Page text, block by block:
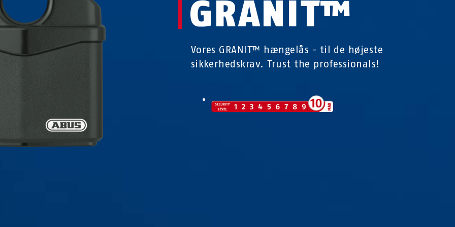
GRANIT™
Vores GRANIT™ hængelås - til de højeste
sikkerhedskrav. Trust the professionals!